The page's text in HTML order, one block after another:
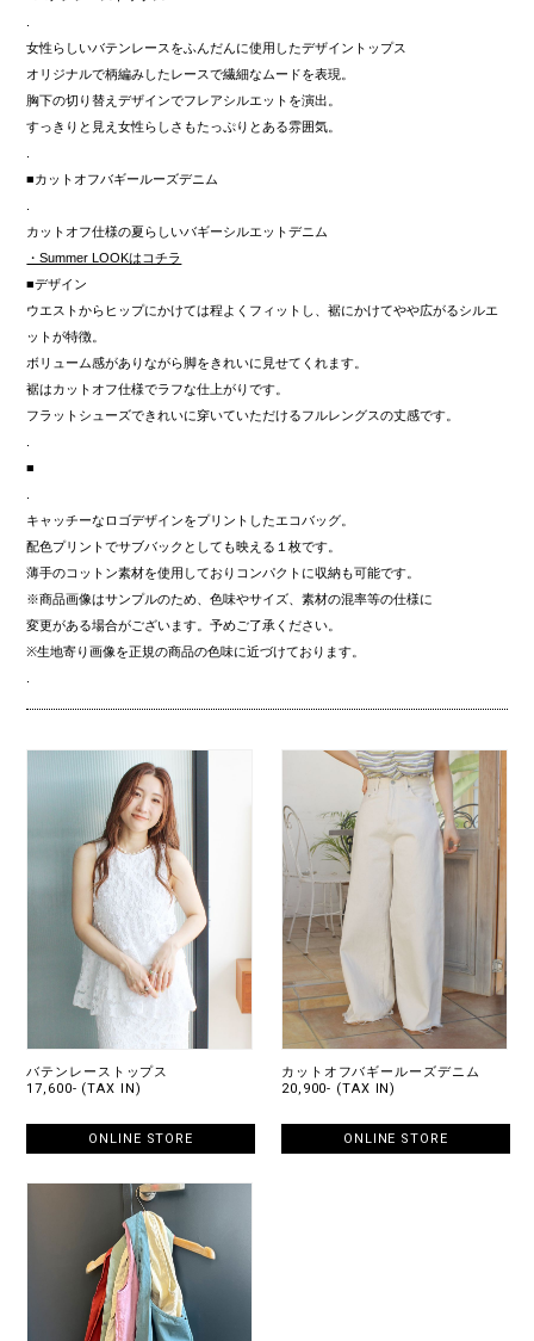
女性らしいバテンレースをふんだんに使用したデザイントップス
オリジナルで柄編みしたレースで繊細なムードを表現。
胸下の切り替えデザインでフレアシルエットを演出。
すっきりと見え女性らしさもたっぷりとある雰囲気。
■カットオフバギールーズデニム
カットオフ仕様の夏らしいバギーシルエットデニム
・Summer LOOKはコチラ
■デザイン
ウエストからヒップにかけては程よくフィットし、裾にかけてやや広がるシルエ
ットが特徴。
ボリューム感がありながら脚をきれいに見せてくれます。
裾はカットオフ仕様でラフな仕上がりです。
フラットシューズできれいに穿いていただけるフルレングスの丈感です。
■
キャッチーなロゴデザインをプリントしたエコバッグ。
配色プリントでサブバックとしても映える１枚です。
薄手のコットン素材を使用しておりコンパクトに収納も可能です。
※商品画像はサンプルのため、色味やサイズ、素材の混率等の仕様に
変更がある場合がございます。予めご了承ください。
※生地寄り画像を正規の商品の色味に近づけております。
バテンレーストップス
17,600- (TAX IN)
ONLINE STORE
カットオフバギールーズデニム
20,900- (TAX IN)
ONLINE STORE